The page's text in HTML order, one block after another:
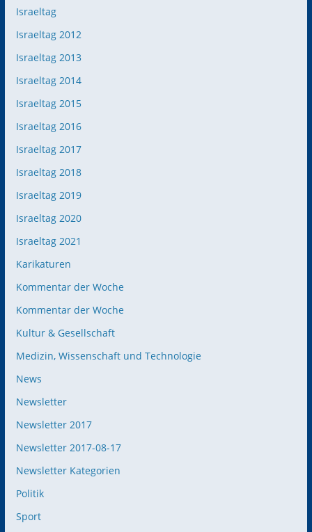
Israeltag
Israeltag 2012
Israeltag 2013
Israeltag 2014
Israeltag 2015
Israeltag 2016
Israeltag 2017
Israeltag 2018
Israeltag 2019
Israeltag 2020
Israeltag 2021
Karikaturen
Kommentar der Woche
Kommentar der Woche
Kultur & Gesellschaft
Medizin, Wissenschaft und Technologie
News
Newsletter
Newsletter 2017
Newsletter 2017-08-17
Newsletter Kategorien
Politik
Sport